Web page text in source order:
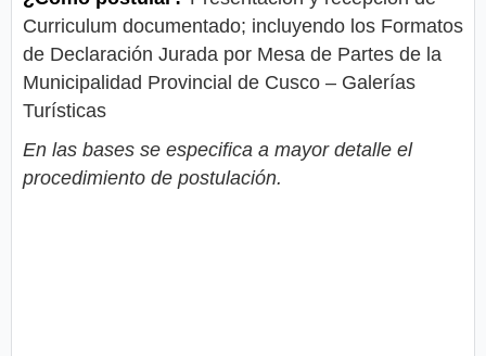
Curriculum documentado; incluyendo los Formatos
de Declaración Jurada por Mesa de Partes de la
Municipalidad Provincial de Cusco – Galerías
Turísticas
En las bases se especifica a mayor detalle el
procedimiento de postulación.